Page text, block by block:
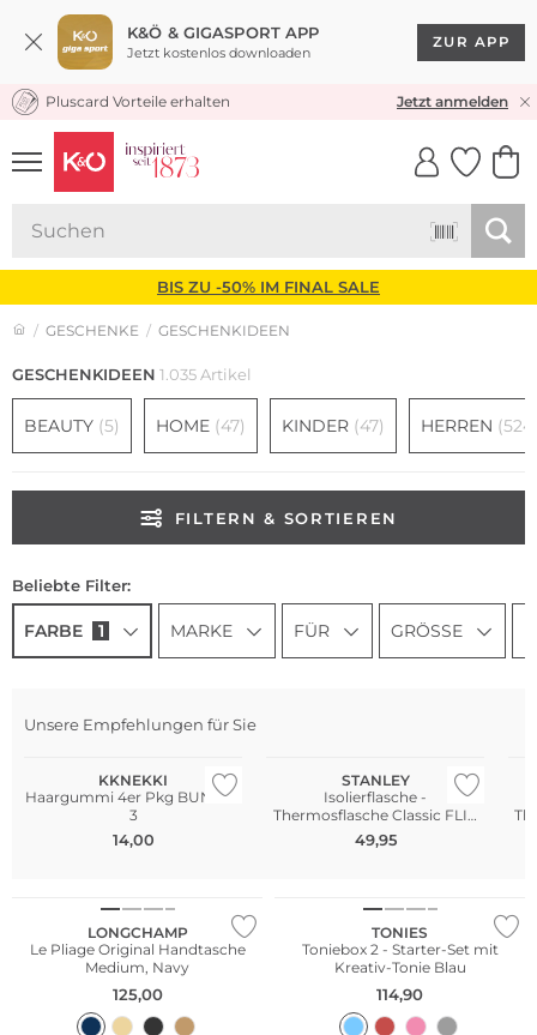
K&Ö & GIGASPORT APP
Jetzt kostenlos downloaden
ZUR APP
30 TAGE RÜCKGABERECHT
Pluscard Vorteile erhalten Jetzt anmelden
UNSERE APP
CLICK &
BIS ZU -50% IM FINAL SALE
GESCHENKE GESCHENKIDEEN
GESCHENKIDEEN 1.035 Artikel
BEAUTY (5) HOME (47) KINDER (47) HERREN
FILTERN & SORTIEREN
Beliebte Filter:
FARBE 1 MARKE FÜR GRÖSSE
Unsere Empfehlungen für Sie
Multi Pack
KKNEKKI
Haargummi 4er Pkg BUNDLE
3
14,00
STANLEY
Isolierflasche -
Thermosflasche Classic FLIP
STRAW 2.0 0,89l Blue Sky
49,95
LONGCHAMP
Le Pliage Original Handtasche
Medium, Navy
125,00
TONIES
Toniebox 2 - Starter-Set mit
Kreativ-Tonie Blau
114,90
Nachhaltig